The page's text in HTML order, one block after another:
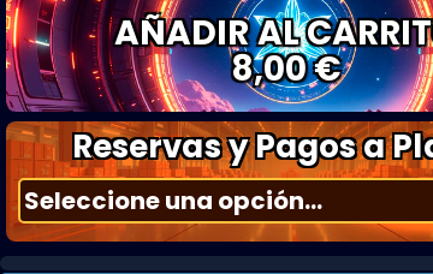
AÑADIR AL
8,00 €
Reservas y Pagos a